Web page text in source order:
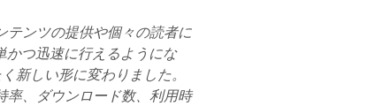
テンツの提供や個々の読者に
かつ迅速に行えるようにな
新しい形に変わりました。
率、ダウンロード数、利用時